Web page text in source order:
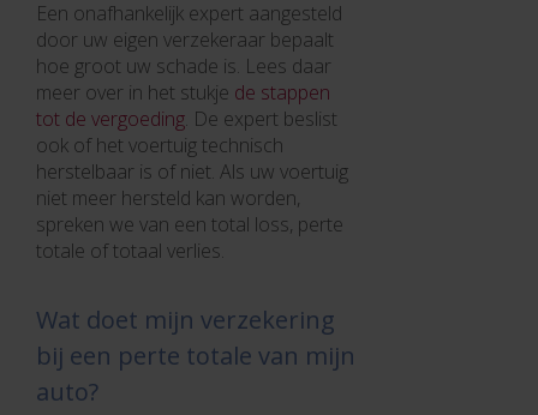
Een onafhankelijk expert aangesteld
door uw eigen verzekeraar bepaalt
hoe groot uw schade is. Lees daar
meer over in het stukje de stappen
tot de vergoeding. De expert beslist
ook of het voertuig technisch
herstelbaar is of niet. Als uw voertuig
niet meer hersteld kan worden,
spreken we van een total loss, perte
totale of totaal verlies.
Wat doet mijn verzekering
bij een perte totale van mijn
auto?